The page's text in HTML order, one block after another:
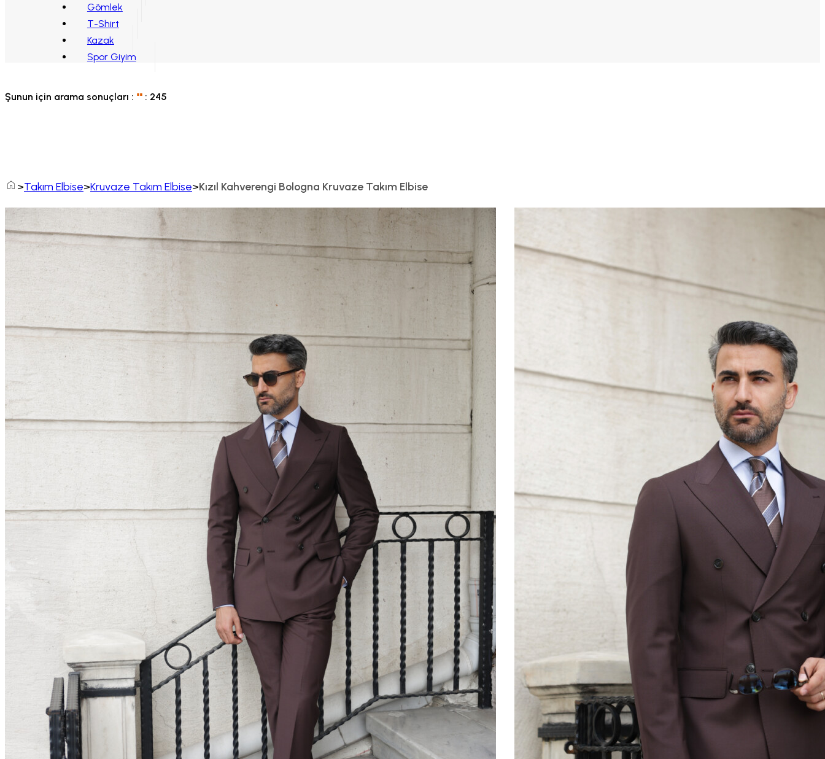
Gömlek
T-Shirt
Kazak
Spor Giyim
Şunun için arama sonuçları : "" : 245
HomeTakım Elbise Kruvaze Takım Elbise Kızıl Kahverengi Bologna Kruvaze Takım Elbise